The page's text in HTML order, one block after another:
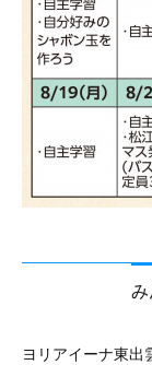
み
ヨリアイーナ東出